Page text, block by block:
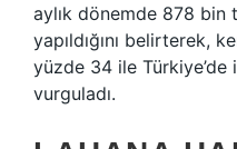
aylık dönemde 878 bin
yapıldığını belirterek,
yüzde 34 ile Türkiye’de
vurguladı.